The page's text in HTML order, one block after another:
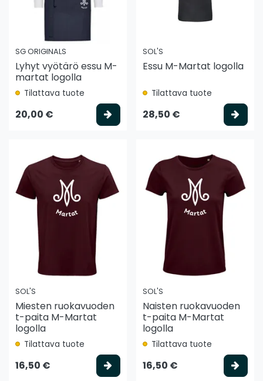
SG ORIGINALS
Lyhyt vyötärö essu M-
martat logolla
Tilattava tuote
20,00 € Valitse vaihtoehto
SOL'S
Essu M-Martat logolla
Tilattava tuote
28,50 €
SOL'S
Miesten ruokavuoden
t-paita M-Martat
logolla
Tilattava tuote
16,50 € Valitse vaihtoehto
SOL'S
Naisten ruokavuoden
t-paita M-Martat
logolla
Tilattava tuote
16,50 €